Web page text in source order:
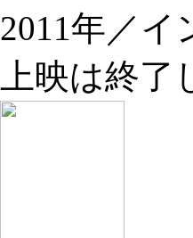
2011年／イ
上映は終了